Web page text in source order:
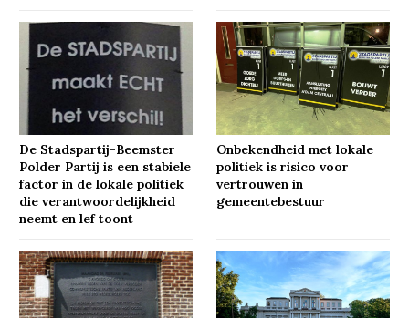
De Stadspartij-Beemster
Polder Partij is een stabiele
factor in de lokale politiek
die verantwoordelijkheid
neemt en lef toont
Onbekendheid met lokale
politiek is risico voor
vertrouwen in
gemeentebestuur